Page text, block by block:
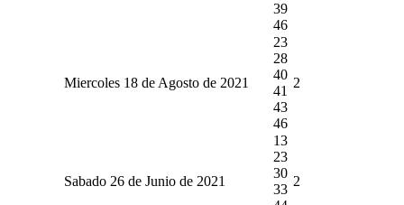
39
46
Miercoles 18 de Agosto de 2021
23
28
40
41
43
46
2
Sabado 26 de Junio de 2021
13
23
30
33
2